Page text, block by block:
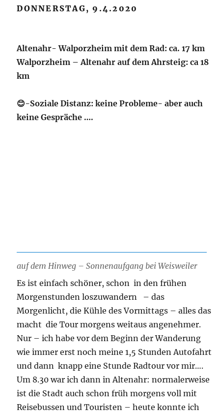
DONNERSTAG, 9.4.2020
Altenahr- Walporzheim mit dem Rad: ca. 17 km
Walporzheim – Altenahr auf dem Ahrsteig: ca 18
km
😊-Soziale Distanz: keine Probleme- aber auch
keine Gespräche ….
auf dem Hinweg – Sonnenaufgang bei Weisweiler
Es ist einfach schöner, schon in den frühen
Morgenstunden loszuwandern – das
Morgenlicht, die Kühle des Vormittags – alles das
macht die Tour morgens weitaus angenehmer.
Nur – ich habe vor dem Beginn der Wanderung
wie immer erst noch meine 1,5 Stunden Autofahrt
und dann knapp eine Stunde Radtour vor mir….
Um 8.30 war ich dann in Altenahr: normalerweise
ist die Stadt auch schon früh morgens voll mit
Reisebussen und Touristen – heute konnte ich